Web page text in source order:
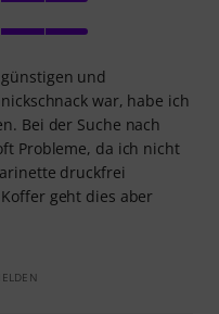
und
war, habe ich
Bei der Suche nach
Probleme, da ich nicht
druckfrei
geht dies aber